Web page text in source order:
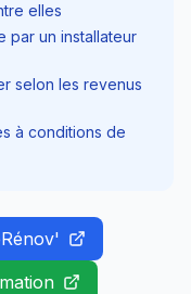
elles
par un installateur
selon les revenus
à conditions de